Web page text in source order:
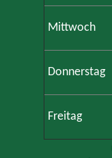
Mittwoch
Donnerstag
Freitag